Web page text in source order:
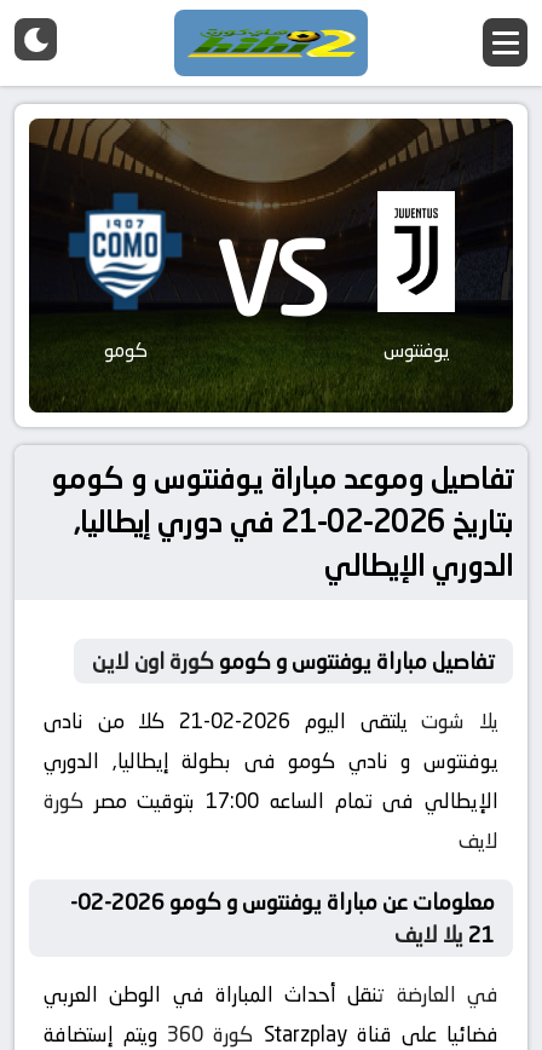
يوفنتوس VS كومو
تفاصيل وموعد مباراة يوفنتوس و كومو
بتاريخ 2026-02-21 في دوري إيطاليا,
الدوري الإيطالي
تفاصيل مباراة يوفنتوس و كوموكورة اون لاين
يلا شوت
يلتقى اليوم 2026-02-21 كلا من نادى
يوفنتوس و نادي كومو فى بطولة إيطاليا, الدوري
الإيطالي فى تمام الساعه 17:00 بتوقيت مصر
كورة
لايف
معلومات عن مباراة يوفنتوس و كومو 2026-02-
21 يلا لايف
في العارضة تنقل أحداث المباراة في الوطن العربي
فضائيا على قناة Starzplay
كورة 360
ويتم إستضافة